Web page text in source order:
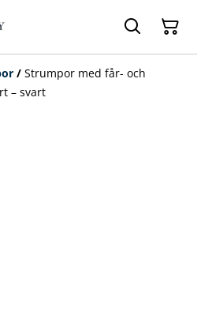
/ Strumpor med får- och
– svart